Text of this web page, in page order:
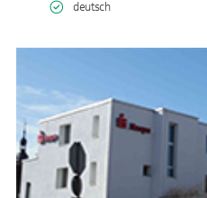
deutsch